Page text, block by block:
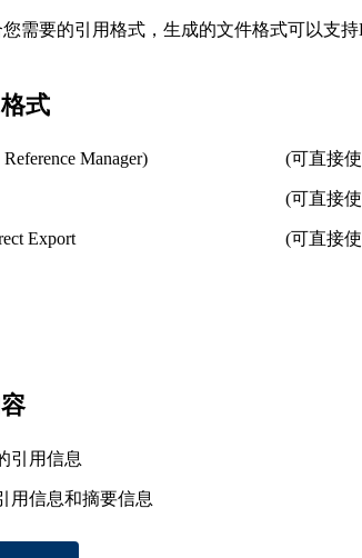
下载排名
需要的引用格式，生成的文件格式可以支持
式
Manager) (可直接
(可直接
Export (可直接
引用信息
用信息和摘要信息